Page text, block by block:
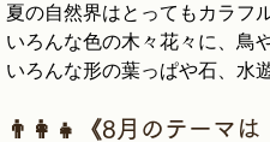
夏の自然界はとってもカラフ
いろんな色の木々花々に、鳥や
いろんな形の葉っぱや石、水
👨‍👩‍👧‍《8月のテーマは